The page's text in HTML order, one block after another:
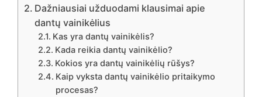
Dažniausiai užduodami klausimai apie
dantų vainikėlius
Kas yra dantų vainikėlis?
Kada reikia dantų vainikėlio?
Kokios yra dantų vainikėlių rūšys?
Kaip vyksta dantų vainikėlio pritaikymo
procesas?